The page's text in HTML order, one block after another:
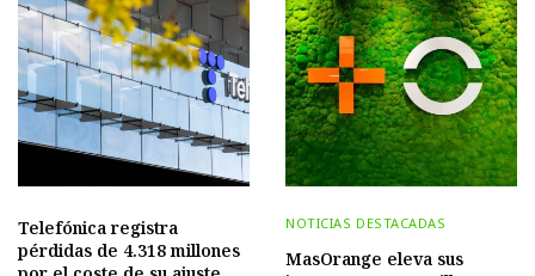
Telefónica registra
pérdidas de 4.318 millones
NOTICIAS DESTACADAS
MasOrange eleva sus